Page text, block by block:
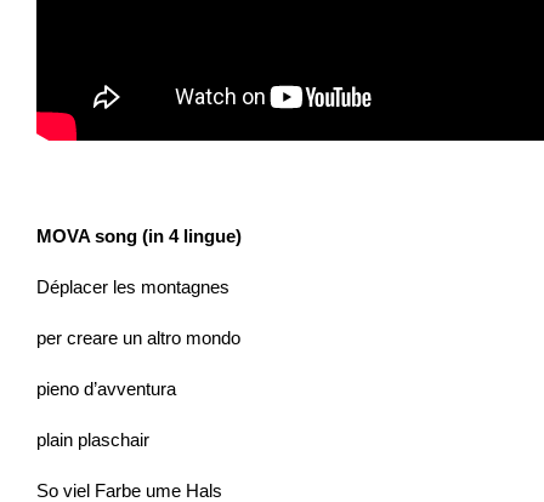
MOVA song (in 4 lingue)
Déplacer les montagnes
per creare un altro mondo
pieno d’avventura
plain plaschair
So viel Farbe ume Hals